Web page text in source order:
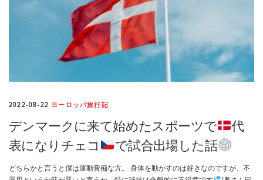
2022-08-22 ヨーロッパ旅行記
デンマークに来て始めたスポーツで
代
表になりチェコ
で試合出場した話
どちらかと言うと僕は運動音痴な方。 身体を動かすのは好きなのですが、不